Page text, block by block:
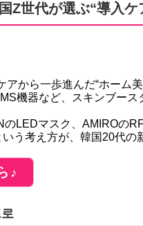
世代が選ぶ“導入ケ
から一歩進んだ“ホーム美
機器など、スキンブース
LEDマスク、AMIROの
う考え方が、韓国20代の
♪